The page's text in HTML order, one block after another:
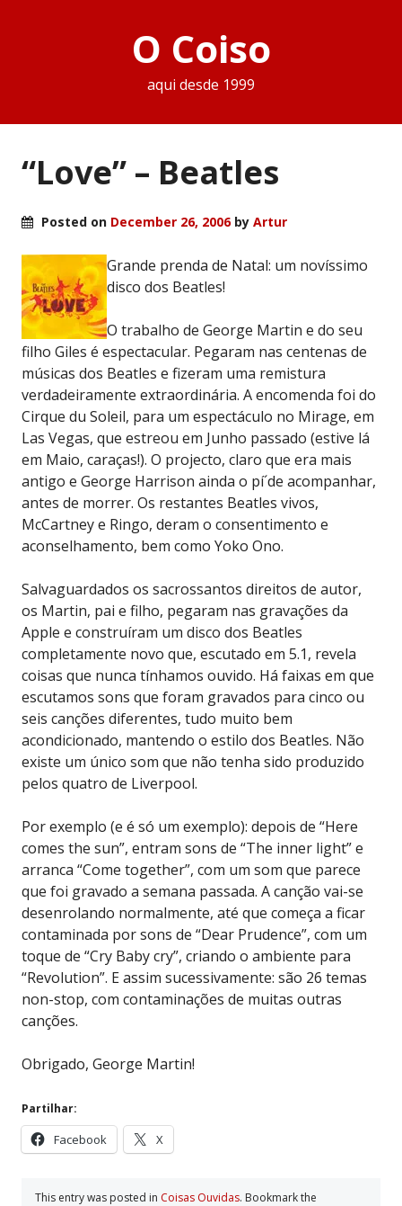
O Coiso
aqui desde 1999
“Love” – Beatles
Posted on December 26, 2006by Artur
Grande prenda de Natal: um novíssimo
disco dos Beatles!
O trabalho de George Martin e do seu
filho Giles é espectacular. Pegaram nas centenas de
músicas dos Beatles e fizeram uma remistura
verdadeiramente extraordinária. A encomenda foi do
Cirque du Soleil, para um espectáculo no Mirage, em
Las Vegas, que estreou em Junho passado (estive lá
em Maio, caraças!). O projecto, claro que era mais
antigo e George Harrison ainda o pí´de acompanhar,
antes de morrer. Os restantes Beatles vivos,
McCartney e Ringo, deram o consentimento e
aconselhamento, bem como Yoko Ono.
Salvaguardados os sacrossantos direitos de autor,
os Martin, pai e filho, pegaram nas gravações da
Apple e construíram um disco dos Beatles
completamente novo que, escutado em 5.1, revela
coisas que nunca tínhamos ouvido. Há faixas em que
escutamos sons que foram gravados para cinco ou
seis canções diferentes, tudo muito bem
acondicionado, mantendo o estilo dos Beatles. Não
existe um único som que não tenha sido produzido
pelos quatro de Liverpool.
Por exemplo (e é só um exemplo): depois de “Here
comes the sun”, entram sons de “The inner light” e
arranca “Come together”, com um som que parece
que foi gravado a semana passada. A canção vai-se
desenrolando normalmente, até que começa a ficar
contaminada por sons de “Dear Prudence”, com um
toque de “Cry Baby cry”, criando o ambiente para
“Revolution”. E assim sucessivamente: são 26 temas
non-stop, com contaminações de muitas outras
canções.
Obrigado, George Martin!
Partilhar:
Facebook X
This entry was posted in Coisas Ouvidas. Bookmark the